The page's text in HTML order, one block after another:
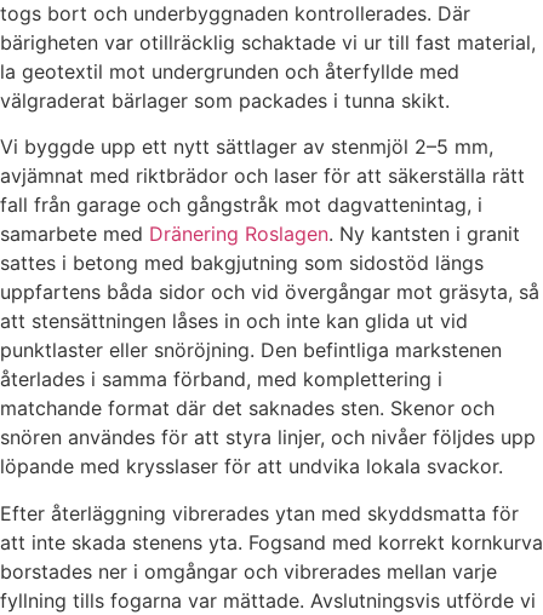
togs bort och underbyggnaden kontrollerades. Där
bärigheten var otillräcklig schaktade vi ur till fast material,
la geotextil mot undergrunden och återfyllde med
välgraderat bärlager som packades i tunna skikt.
Vi byggde upp ett nytt sättlager av stenmjöl 2–5 mm,
avjämnat med riktbrädor och laser för att säkerställa rätt
fall från garage och gångstråk mot dagvattenintag, i
samarbete med Dränering Roslagen. Ny kantsten i granit
sattes i betong med bakgjutning som sidostöd längs
uppfartens båda sidor och vid övergångar mot gräsyta, så
att stensättningen låses in och inte kan glida ut vid
punktlaster eller snöröjning. Den befintliga markstenen
återlades i samma förband, med komplettering i
matchande format där det saknades sten. Skenor och
snören användes för att styra linjer, och nivåer följdes upp
löpande med krysslaser för att undvika lokala svackor.
Efter återläggning vibrerades ytan med skyddsmatta för
att inte skada stenens yta. Fogsand med korrekt kornkurva
borstades ner i omgångar och vibrerades mellan varje
fyllning tills fogarna var mättade. Avslutningsvis utförde vi